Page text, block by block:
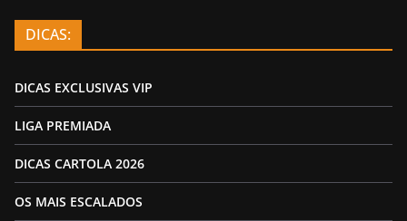
DICAS:
DICAS EXCLUSIVAS VIP
LIGA PREMIADA
DICAS CARTOLA 2026
OS MAIS ESCALADOS